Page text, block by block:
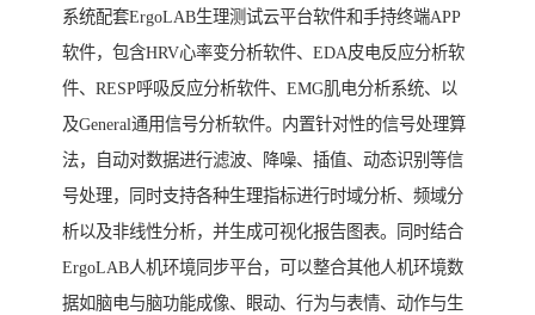
系统配套ErgoLAB生理测试云平台软件和手持终端APP
软件，包含HRV心率变分析软件、EDA皮电反应分析软
件、RESP呼吸反应分析软件、EMG肌电分析系统、以
及General通用信号分析软件。内置针对性的信号处理算
法，自动对数据进行滤波、降噪、插值、动态识别等信
号处理，同时支持各种生理指标进行时域分析、频域分
析以及非线性分析，并生成可视化报告图表。同时结合
ErgoLAB人机环境同步平台，可以整合其他人机环境数
据如脑电与脑功能成像、眼动、行为与表情、动作与生